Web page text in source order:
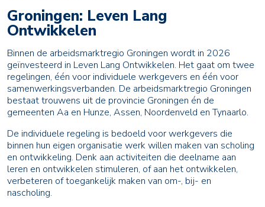
Groningen: Leven Lang
Ontwikkelen
Binnen de arbeidsmarktregio Groningen wordt in 2026
geïnvesteerd in Leven Lang Ontwikkelen. Het gaat om twee
regelingen, één voor individuele werkgevers en één voor
samenwerkingsverbanden. De arbeidsmarktregio Groningen
bestaat trouwens uit de provincie Groningen én de
gemeenten Aa en Hunze, Assen, Noordenveld en Tynaarlo.
De individuele regeling is bedoeld voor werkgevers die
binnen hun eigen organisatie werk willen maken van scholing
en ontwikkeling. Denk aan activiteiten die deelname aan
leren en ontwikkelen stimuleren, of aan het ontwikkelen,
verbeteren of toegankelijk maken van om-, bij- en
nascholing.